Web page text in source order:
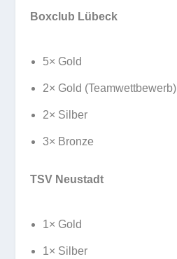
Boxclub Lübeck
5× Gold
2× Gold (Teamwettbewerb)
2× Silber
3× Bronze
TSV Neustadt
1× Gold
1× Silber